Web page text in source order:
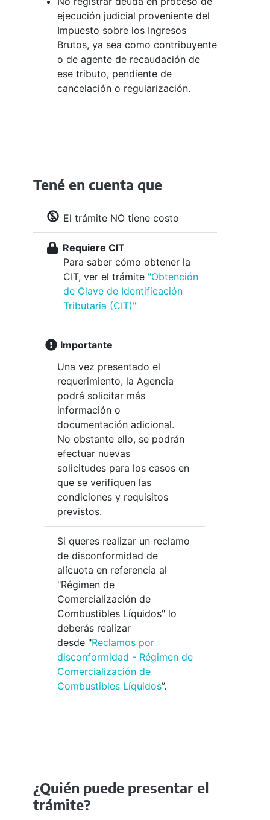
ejecución judicial proveniente del
Impuesto sobre los Ingresos
Brutos, ya sea como contribuyente
o de agente de recaudación de
ese tributo, pendiente de
cancelación o regularización.
Tené en cuenta que
El trámite NO tiene costo
Requiere CIT
Para saber cómo obtener la
CIT, ver el trámite "Obtención
de Clave de Identificación
Tributaria (CIT)"
Importante
Una vez presentado el
requerimiento, la Agencia
podrá solicitar más
información o
documentación adicional.
No obstante ello, se podrán
efectuar nuevas
solicitudes para los casos en
que se verifiquen las
condiciones y requisitos
previstos.
Si queres realizar un reclamo
de disconformidad de
alícuota en referencia al
"Régimen de
Comercialización de
Combustibles Líquidos" lo
deberás realizar
desde "Reclamos por
disconformidad - Régimen de
Comercialización de
Combustibles Líquidos”.
¿Quién puede presentar el
trámite?